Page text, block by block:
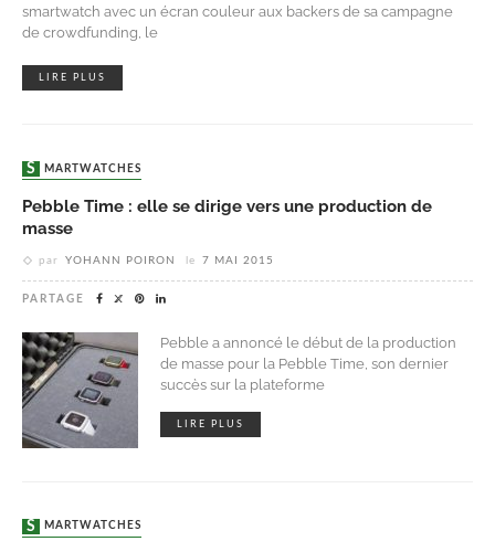
smartwatch avec un écran couleur aux backers de sa campagne
de crowdfunding, le
LIRE PLUS
SMARTWATCHES
Pebble Time : elle se dirige vers une production de
masse
par YOHANN POIRON le 7 MAI 2015
PARTAGE
Pebble a annoncé le début de la production
de masse pour la Pebble Time, son dernier
succès sur la plateforme
LIRE PLUS
SMARTWATCHES